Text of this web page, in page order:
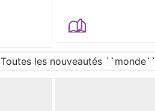
Toutes les nouveautés ``monde``